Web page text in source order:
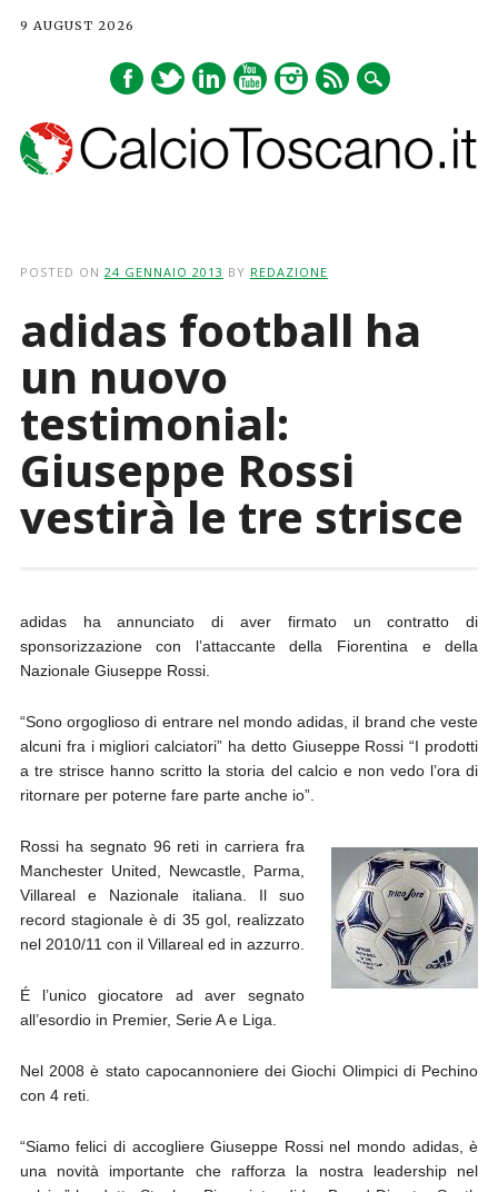
9 AUGUST 2026
POSTED ON 24 GENNAIO 2013 BY REDAZIONE
adidas football ha
un nuovo
testimonial:
Giuseppe Rossi
vestirà le tre strisce
adidas ha annunciato di aver firmato un contratto di
sponsorizzazione con l’attaccante della Fiorentina e della
Nazionale Giuseppe Rossi.
“Sono orgoglioso di entrare nel mondo adidas, il brand che veste
alcuni fra i migliori calciatori” ha detto Giuseppe Rossi “I prodotti
a tre strisce hanno scritto la storia del calcio e non vedo l’ora di
ritornare per poterne fare parte anche io”.
Rossi ha segnato 96 reti in carriera fra
Manchester United, Newcastle, Parma,
Villareal e Nazionale italiana. Il suo
record stagionale è di 35 gol, realizzato
nel 2010/11 con il Villareal ed in azzurro.
É l’unico giocatore ad aver segnato
all’esordio in Premier, Serie A e Liga.
Nel 2008 è stato capocannoniere dei Giochi Olimpici di Pechino
con 4 reti.
“Siamo felici di accogliere Giuseppe Rossi nel mondo adidas, è
una novità importante che rafforza la nostra leadership nel